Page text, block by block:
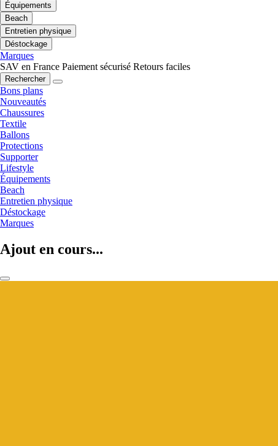
Équipements
Beach
Entretien physique
Déstockage
Marques
SAV en France Paiement sécurisé Retours faciles
Rechercher
Bons plans
Nouveautés
Chaussures
Textile
Ballons
Protections
Supporter
Lifestyle
Équipements
Beach
Entretien physique
Déstockage
Marques
Ajout en cours...